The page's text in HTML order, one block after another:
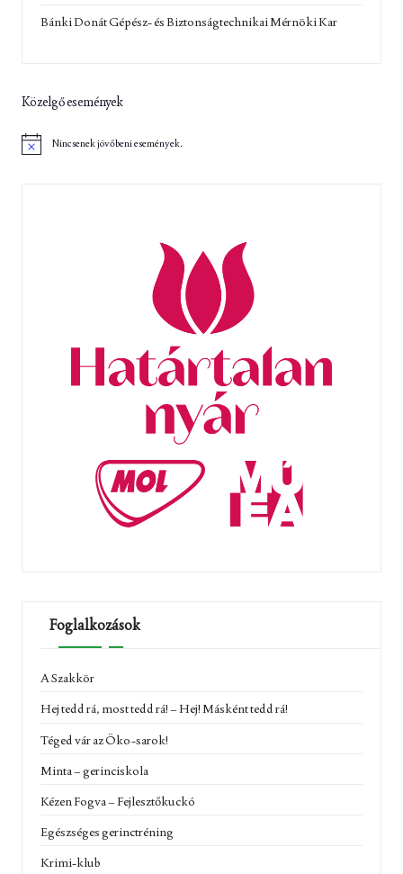
Bánki Donát Gépész- és Biztonságtechnikai Mérnöki Kar
Közelgő események
Nincsenek jövőbeni események.
Foglalkozások
A Szakkör
Hej tedd rá, most tedd rá! – Hej! Másként tedd rá!
Téged vár az Öko-sarok!
Minta – gerinciskola
Kézen Fogva – Fejlesztőkuckó
Egészséges gerinctréning
Krimi-klub